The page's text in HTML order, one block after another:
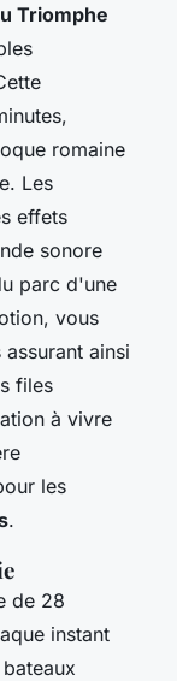
Triomphe
romaine
Les
effets
sonore
parc d'une
vous
ainsi
files
à vivre
les
.
de 28
instant